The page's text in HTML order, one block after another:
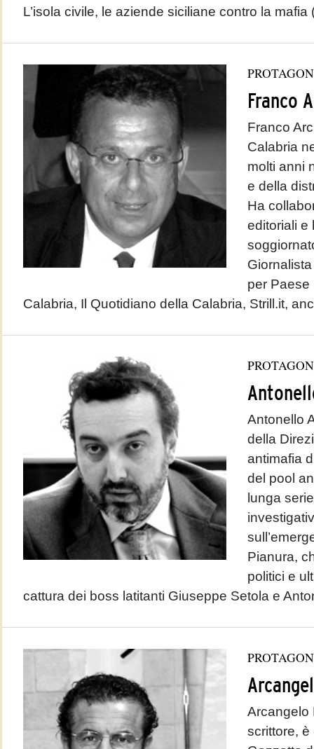
L’isola civile, le aziende siciliane contro la
Franco
Franco
Calabria
molti anni
e della
Ha
editoriali e
per Paese
Calabria, Il Quotidiano della Calabria, Strill.it,
Antonello
della
antimafia
del pool
lunga
Pianura,
politici e
cattura dei boss latitanti Giuseppe Setola e
Arcangelo
scrittore,